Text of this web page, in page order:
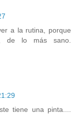
a la rutina, porque
de lo más sano.
tiene una pinta....